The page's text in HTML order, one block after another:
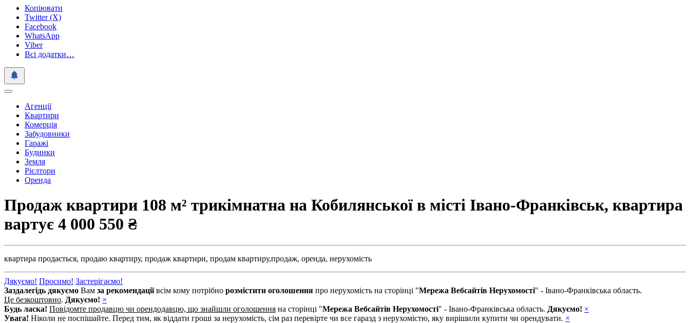
Копіювати
Twitter (X)
Facebook
WhatsApp
Viber
Всі додатки…
Агенції
Квартири
Комерція
Забудовники
Гаражі
Будинки
Земля
Рієлтори
Оренда
Продаж квартири 108 м² трикімнатна на Кобилянської в місті Івано-Франківськ, квартира
вартує 4 000 550 ₴
квартира продається, продаю квартиру, продаж квартири, продам квартиру,продаж, оренда, нерухомість
Дякуємо! Просимо! Застерігаємо!
Заздалегідь дякуємо Вам за рекомендаціївсім кому потрібно розмістити оголошення про нерухомість на сторінці "Мережа Вебсайтів Нерухомості" - Івано-Франківська область.
Це безкоштовно. Дякуємо! ×
Будь ласка! Повідомте продавцю чи орендодавцю, що знайшли оголошення на сторінці "Мережа Вебсайтів Нерухомості" - Івано-Франківська область. Дякуємо! ×
Увага! Ніколи не поспішайте. Перед тим, як віддати гроші за нерухомість, сім раз перевірте чи все гаразд з нерухомістю, яку вирішили купити чи орендувати. ×